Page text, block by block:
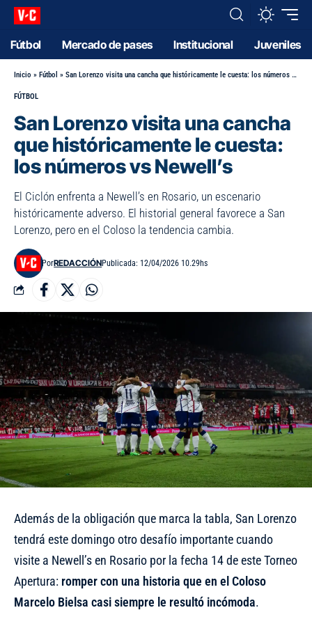
Fútbol Mercado de pases Institucional Juveniles
Inicio » Fútbol » San Lorenzo visita una cancha que históricamente le cuesta: los números vs Newell’s
FÚTBOL
San Lorenzo visita una cancha
que históricamente le cuesta:
los números vs Newell’s
El Ciclón enfrenta a Newell’s en Rosario, un escenario
históricamente adverso. El historial general favorece a San
Lorenzo, pero en el Coloso la tendencia cambia.
PorREDACCIÓNPublicada: 12/04/2026 10.29hs
Además de la obligación que marca la tabla, San Lorenzo
tendrá este domingo otro desafío importante cuando
visite a Newell’s en Rosario por la fecha 14 de este Torneo
Apertura: romper con una historia que en el Coloso
Marcelo Bielsa casi siempre le resultó incómoda.